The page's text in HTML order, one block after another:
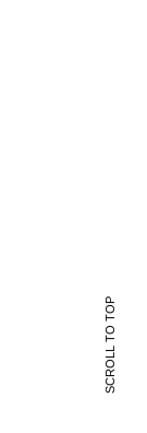
SCROLL TO TOP